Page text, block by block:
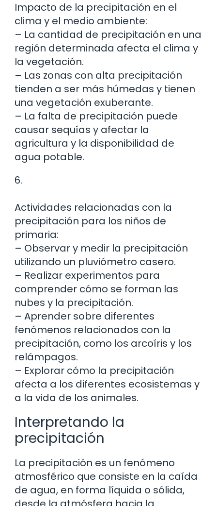
Impacto de la precipitación en el
clima y el medio ambiente:
– La cantidad de precipitación en una
región determinada afecta el clima y
la vegetación.
– Las zonas con alta precipitación
tienden a ser más húmedas y tienen
una vegetación exuberante.
– La falta de precipitación puede
causar sequías y afectar la
agricultura y la disponibilidad de
agua potable.
6.
Actividades relacionadas con la
precipitación para los niños de
primaria:
– Observar y medir la precipitación
utilizando un pluviómetro casero.
– Realizar experimentos para
comprender cómo se forman las
nubes y la precipitación.
– Aprender sobre diferentes
fenómenos relacionados con la
precipitación, como los arcoíris y los
relámpagos.
– Explorar cómo la precipitación
afecta a los diferentes ecosistemas y
a la vida de los animales.
Interpretando la
precipitación
La precipitación es un fenómeno
atmosférico que consiste en la caída
de agua, en forma líquida o sólida,